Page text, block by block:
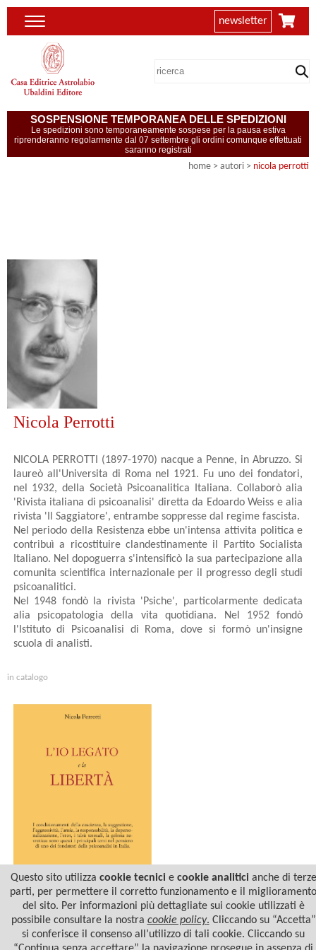
newsletter
SOSPENSIONE TEMPORANEA DELLE SPEDIZIONI
Le spedizioni sono temporaneamente sospese per la pausa estiva
riprenderanno regolarmente dal 07 settembre gli ordini comunque effettuati
saranno registrati
home > autori > nicola perrotti
Nicola Perrotti
NICOLA PERROTTI (1897-1970) nacque a Penne, in Abruzzo. Si
laureò all'Universita di Roma nel 1921. Fu uno dei fondatori,
nel 1932, della Società Psicoanalitica Italiana. Collaborò alia
'Rivista italiana di psicoanalisi' diretta da Edoardo Weiss e alia
rivista 'Il Saggiatore', entrambe soppresse dal regime fascista.
Nel periodo della Resistenza ebbe un'intensa attivita politica e
contribuì a ricostituire clandestinamente il Partito Socialista
Italiano. Nel dopoguerra s'intensificò la sua partecipazione alla
comunita scientifica internazionale per il progresso degli studi
psicoanalitici.
Nel 1948 fondò la rivista 'Psiche', particolarmente dedicata
alia psicopatologia della vita quotidiana. Nel 1952 fondò
l'Istituto di Psicoanalisi di Roma, dove si formò un'insigne
scuola di analisti.
in catalogo
L'IO LEGATO E LA LIBERTÀ
Questo sito utilizza cookie tecnicie cookie analiticianche di terze
parti, per permettere il corretto funzionamento e il miglioramento
del sito. Per informazioni più dettagliate sui cookie utilizzati è
possibile consultare la nostra cookie policy. Cliccando su “Accetta”
si conferisce il consenso all’utilizzo di tali cookie. Cliccando su